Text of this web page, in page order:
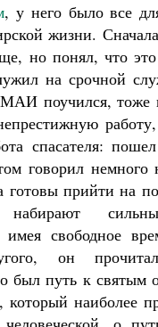
, у него было все
жизни.
но понял, что это
на срочной
МАИ поучился, тоже
спасателя:
говорил немного
готовы прийти на
свободное
он
был путь к святым
который наиболее